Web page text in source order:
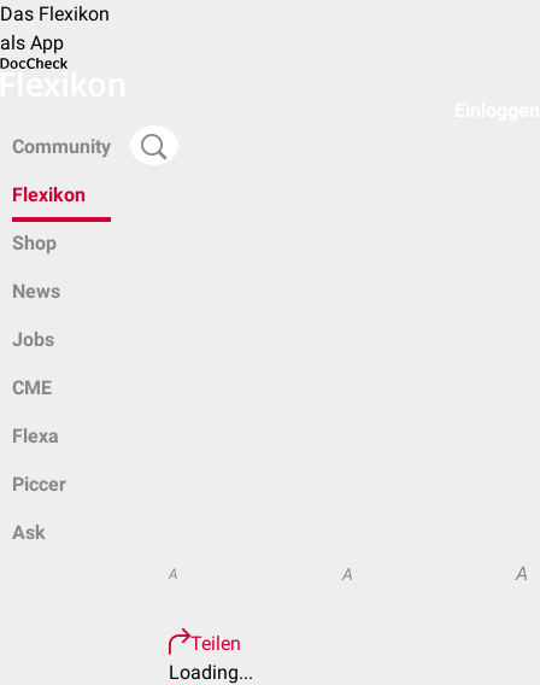
Das Flexikon
als App
Community
Flexikon
Shop
News
Jobs
CME
Flexa
Piccer
Ask
A A A
Teilen
Loading...